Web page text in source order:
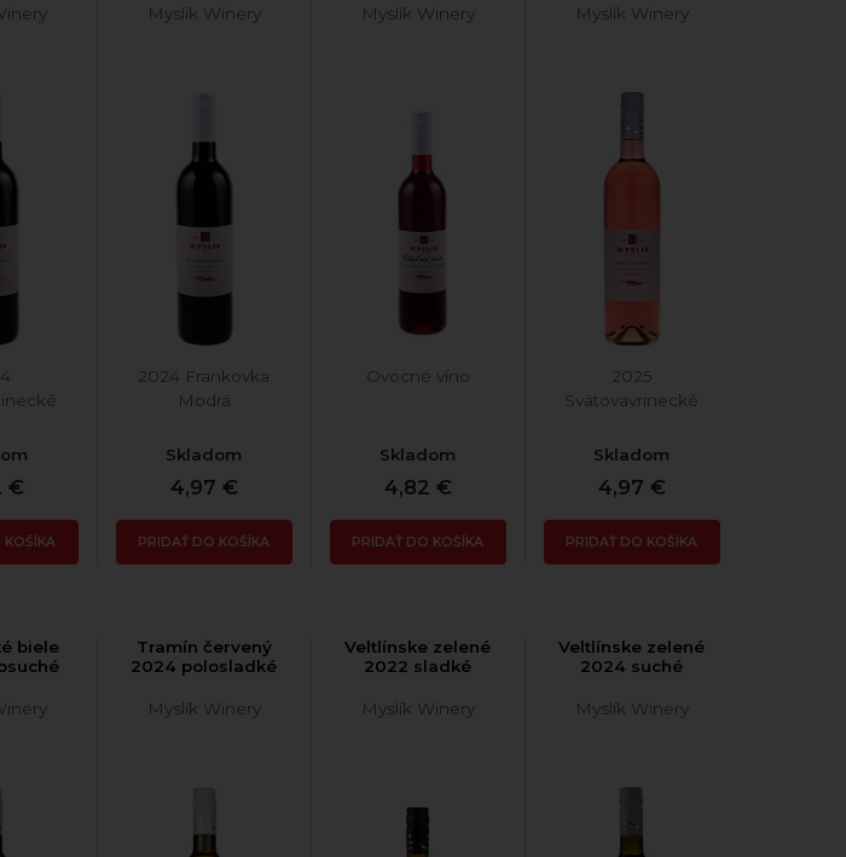
€
KOŠÍKA
Myslík Winery
2024 Frankovka
Modrá
Skladom
4,97 €
PRIDAŤ DO KOŠÍKA
Myslík Winery
Ovocné víno
Skladom
4,82 €
PRIDAŤ DO KOŠÍKA
Myslík Winery
2025
Svätovavrinecké
Skladom
4,97 €
PRIDAŤ DO KOŠÍKA
biele
Tramín červený
2024 polosladké
Myslík Winery
Veltlínske zelené
2022 sladké
Myslík Winery
Veltlínske zelené
2024 suché
Myslík Winery